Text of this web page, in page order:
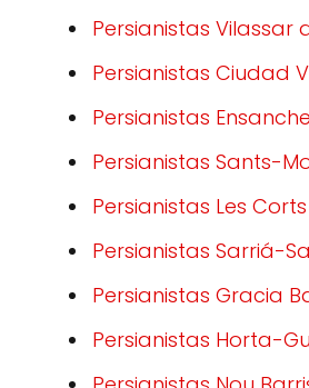
Persianistas Vilassar
Persianistas Ciudad
Persianistas Ensanche
Persianistas Sants-
Persianistas Les Corts
Persianistas Sarriá-
Persianistas Gracia
Persianistas Horta-